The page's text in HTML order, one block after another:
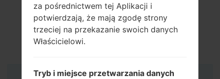
za pośrednictwem tej Aplikacji i
potwierdzają, że mają zgodę strony
trzeciej na przekazanie swoich danych
Właścicielowi.
Tryb i miejsce przetwarzania danych